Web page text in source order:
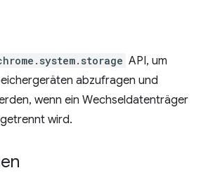
API, um
abzufragen und
wenn ein Wechseldatenträger
wird.